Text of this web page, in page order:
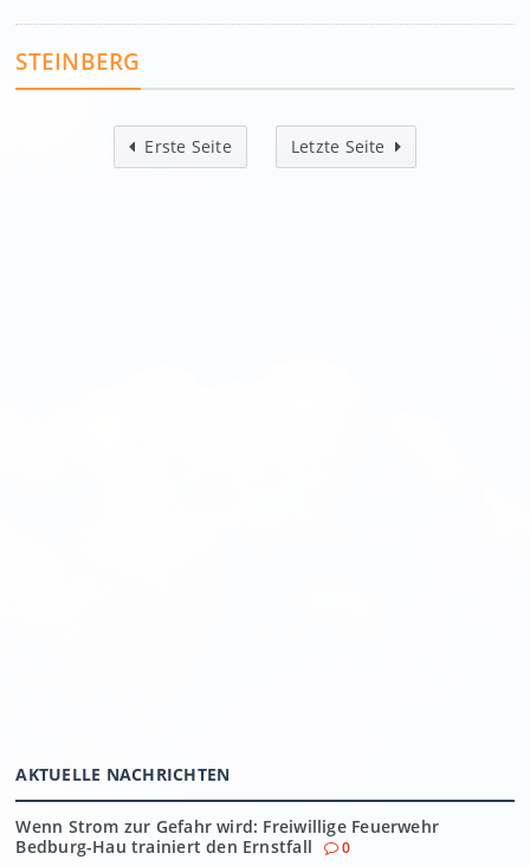
STEINBERG
Erste Seite Letzte Seite
AKTUELLE NACHRICHTEN
Wenn Strom zur Gefahr wird: Freiwillige Feuerwehr
Bedburg-Hau trainiert den Ernstfall
0